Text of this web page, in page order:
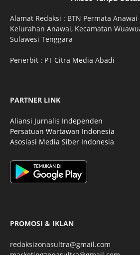
Alamat Redaksi : BTN Permata
Kelurahan Anawai, Kecamatan
Sulawesi Tenggara
Penerbit : PT Citra Media Abadi
PARTNER LINK
Aliansi Jurnalis Independen
Persatuan Wartawan Indonesia
Asosiasi Media Siber Indonesia
PROMOSI & IKLAN
redaksizonasultra@gmail.com